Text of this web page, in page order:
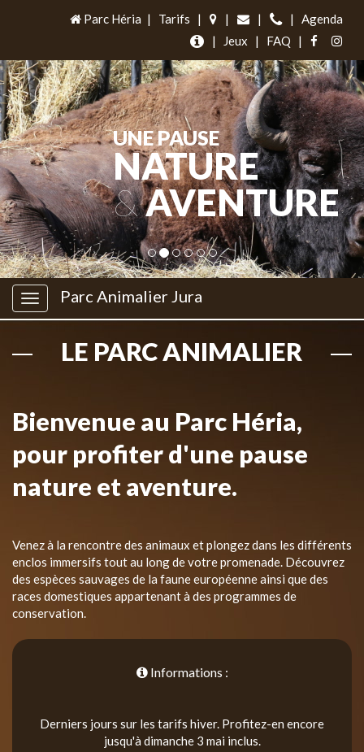
Parc Héria | Tarifs | | | |
Agenda
|
Jeux | FAQ |
UNE PAUSE
NATURE
&AVENTURE
Parc Animalier Jura
LE PARC ANIMALIER
Bienvenue au Parc Héria,
pour profiter d'une pause
nature et aventure.
Venez à la rencontre des animaux et plongez dans les différents
enclos immersifs tout au long de votre promenade. Découvrez
des espèces sauvages de la faune européenne ainsi que des
races domestiques appartenant à des programmes de
conservation.
Informations :
Derniers jours sur les tarifs hiver. Profitez-en encore
jusqu'à dimanche 3 mai inclus.